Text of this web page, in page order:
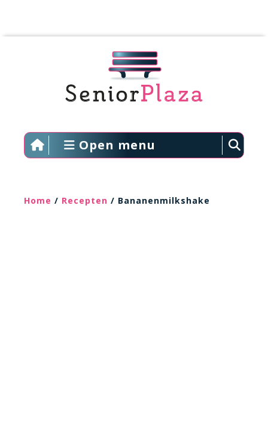
Open menu
Home / Recepten / Bananenmilkshake